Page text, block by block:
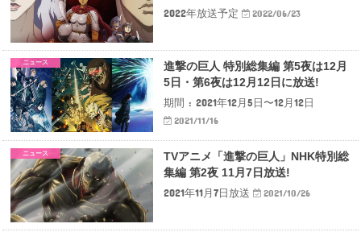
2022年放送予定
2022/06/23
ニュース
進撃の巨人 特別総集編 第5夜は12月
5日・第6夜は12月12日に放送!
期間 : 2021年12月5日〜12月12日
2021/11/16
ニュース
TVアニメ「進撃の巨人」NHK特別総
集編 第2夜 11月7日放送!
2021年11月7日放送
2021/10/26